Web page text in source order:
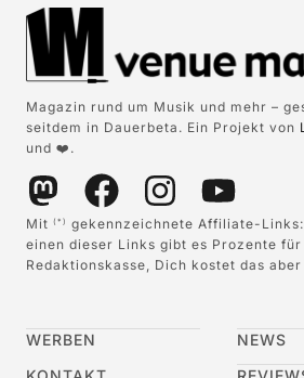
Magazin rund um Musik und mehr –
seitdem in Dauerbeta. Ein Projekt von
und ❤️.
Mit (*)
gekennzeichnete Affiliate-
einen dieser Links gibt es Prozente für
Redaktionskasse, Dich kostet das
WERBEN
NEWS